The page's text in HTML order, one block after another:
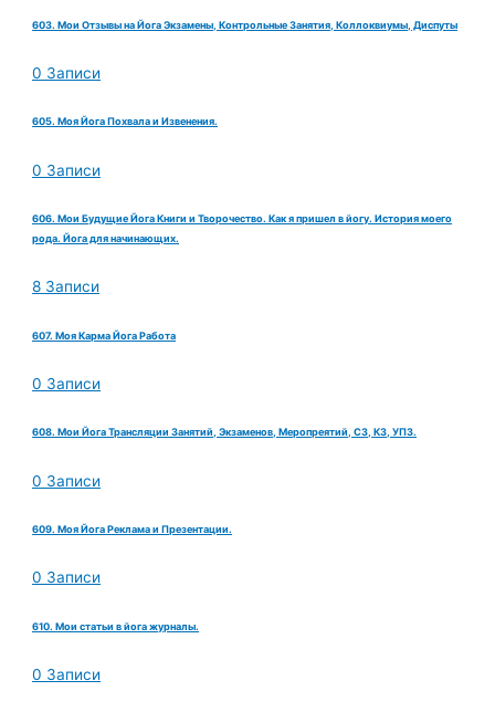
603. Мои Отзывы на Йога Экзамены, Контрольные Занятия, Коллоквиумы, Диспуты
0 Записи
605. Моя Йога Похвала и Извенения.
0 Записи
606. Мои Будущие Йога Книги и Творочество. Как я пришел в йогу. История моего
рода. Йога для начинающих.
8 Записи
607. Моя Карма Йога Работа
0 Записи
608. Мои Йога Трансляции Занятий, Экзаменов, Меропреятий, СЗ, КЗ, УПЗ.
0 Записи
609. Моя Йога Реклама и Презентации.
0 Записи
610. Мои статьи в йога журналы.
0 Записи